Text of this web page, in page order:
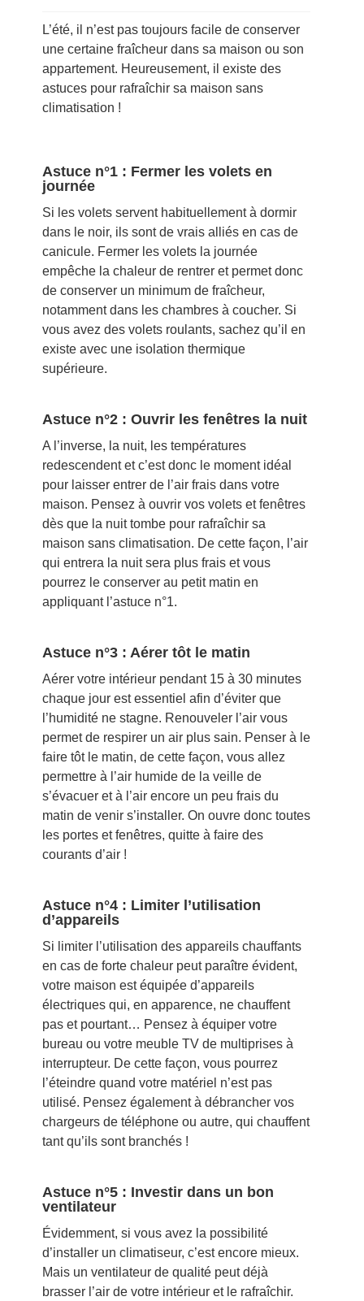
L’été, il n’est pas toujours facile de conserver
une certaine fraîcheur dans sa maison ou son
appartement. Heureusement, il existe des
astuces pour rafraîchir sa maison sans
climatisation !
Astuce n°1 : Fermer les volets en
journée
Si les volets servent habituellement à dormir
dans le noir, ils sont de vrais alliés en cas de
canicule. Fermer les volets la journée
empêche la chaleur de rentrer et permet donc
de conserver un minimum de fraîcheur,
notamment dans les chambres à coucher. Si
vous avez des volets roulants, sachez qu’il en
existe avec une isolation thermique
supérieure.
Astuce n°2 : Ouvrir les fenêtres la nuit
A l’inverse, la nuit, les températures
redescendent et c’est donc le moment idéal
pour laisser entrer de l’air frais dans votre
maison. Pensez à ouvrir vos volets et fenêtres
dès que la nuit tombe pour rafraîchir sa
maison sans climatisation. De cette façon, l’air
qui entrera la nuit sera plus frais et vous
pourrez le conserver au petit matin en
appliquant l’astuce n°1.
Astuce n°3 : Aérer tôt le matin
Aérer votre intérieur pendant 15 à 30 minutes
chaque jour est essentiel afin d’éviter que
l’humidité ne stagne. Renouveler l’air vous
permet de respirer un air plus sain. Penser à le
faire tôt le matin, de cette façon, vous allez
permettre à l’air humide de la veille de
s’évacuer et à l’air encore un peu frais du
matin de venir s’installer. On ouvre donc toutes
les portes et fenêtres, quitte à faire des
courants d’air !
Astuce n°4 : Limiter l’utilisation
d’appareils
Si limiter l’utilisation des appareils chauffants
en cas de forte chaleur peut paraître évident,
votre maison est équipée d’appareils
électriques qui, en apparence, ne chauffent
pas et pourtant… Pensez à équiper votre
bureau ou votre meuble TV de multiprises à
interrupteur. De cette façon, vous pourrez
l’éteindre quand votre matériel n’est pas
utilisé. Pensez également à débrancher vos
chargeurs de téléphone ou autre, qui chauffent
tant qu’ils sont branchés !
Astuce n°5 : Investir dans un bon
ventilateur
Évidemment, si vous avez la possibilité
d’installer un climatiseur, c’est encore mieux.
Mais un ventilateur de qualité peut déjà
brasser l’air de votre intérieur et le rafraîchir.